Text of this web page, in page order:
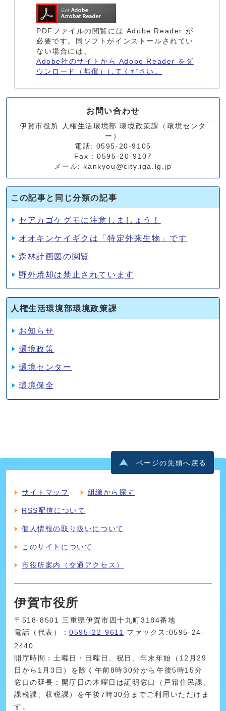
PDFファイルの閲覧には Adobe Reader が
必要です。同ソフトがインストールされてい
ない場合には、
Adobe社のサイトから Adobe Reader をダ
ウンロード（無償）してください。
お問い合わせ
伊賀市役所 人権生活環境部 環境政策課（環境センタ
ー）
電話: 0595-20-9105
Fax : 0595-20-9107
メール: kankyou@city.iga.lg.jp
この記事と同じ分類の記事
セアカゴケグモに注意しましょう！
オオキンケイギクは「特定外来生物」です
森林計画図の閲覧
野外焼却は禁止されています
人権生活環境部環境政策課
お知らせ
環境政策
環境センター
環境保全
ページの先頭へ戻る
サイトマップ 組織から探す
RSS配信について
個人情報の取り扱いについて
このサイトについて
市役所案内（交通アクセス）
伊賀市役所
〒518-8501 三重県伊賀市四十九町3184番地
電話（代表）：0595-22-9611
ファックス:0595-24-
2440
開庁時間：土曜日・日曜日、祝日、年末年始（12月29
日から1月3日）を除く午前8時30分から午後5時15分
窓口の延長：開庁日の木曜日は証明窓口（戸籍住民課、
課税課、収税課）を午後7時30分までご利用いただけま
す。